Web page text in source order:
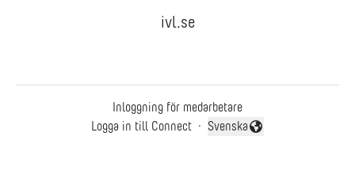
ivl.se
Inloggning för medarbetare
Logga in till Connect ·
Byt språk
Svenska